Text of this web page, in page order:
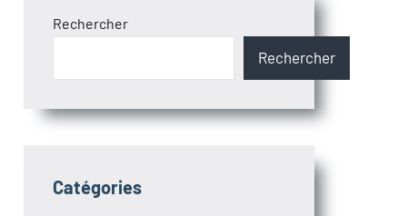
Rechercher
Rechercher
Catégories